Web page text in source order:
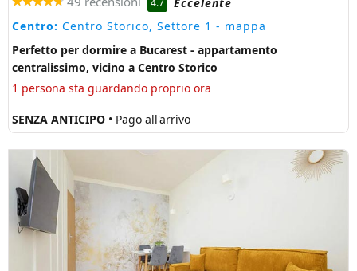
4.7
Centro: Centro Storico, Settore 1 - mappa
Perfetto per dormire a Bucarest - appartamento
centralissimo, vicino a Centro Storico
1 persona sta guardando proprio ora
SENZA ANTICIPO • Pago all'arrivo